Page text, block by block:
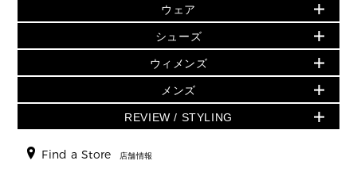
シューズ・靴
ウェア
アクセサリー
時計
▶ メンズ
バッグ
▶ ウィメンズすべて(ウェア・シューズ除く)
バッグ
財布・小物
ウェア
シューズ
時計・ジュエリー
アクセサリー
▶ ウィメンズすべて
財布・小物
アクセサリー
フレグランス
シューズ
▶ メンズすべて
日本限定 - バッグ
▶ ウィメンズすべて
トートバッグ
ショルダーバッグ
クロスボディ・斜め掛け
トラベル
日本限定 - 財布・小物
▶ ウィメンズすべて
GREENWICH
折り財布(二つ折り・三つ折り)
長財布
ウェア
▶ ウィメンズすべて
トップス
スカート・パンツ
ジャケット・アウター
▶ メンズすべて
シューズ
▶ ウィメンズすべて
サンダル
スニーカー
▶ メンズすべて
ウィメンズ
人気の定番アイテム
▶ ウィメンズすべて
メンズ
▶ メンズすべて
REVIEW / STYLING
Find a Store 店舗情報